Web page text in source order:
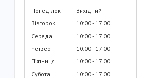
Понеділок
Вихідний
Вівторок
10:00 17:00
Середа
10:00 17:00
Четвер
10:00 17:00
Пʼятниця
10:00 17:00
Субота
10:00 17:00